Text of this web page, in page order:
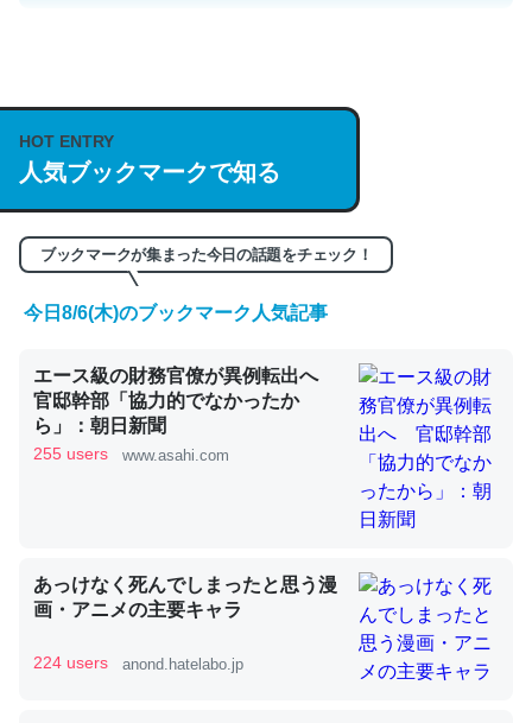
説してる記事が少ないので貴重な良記事。/続編来た
https://isobe324649.hatenablog.com/entry/2023/03/27
/064121
─GPTの仕組みと限界についての考察（１） - conceptualization
くらい。小説でいう「ずっと前の伏線」は回収されないけ
ど、短期記憶というには多い分量。進化すればするほど分
かりやすく強くなりそう
昆虫ってカルシウム少ないのか。知らんかった。調べたら
コオロギのカルシウム分はエビの600分の1程度。
HOT ENTRY
人気ブックマークで知る
ブックマークが集まった今日の話題をチェック！
今日8/6(木)のブックマーク人気記事
エース級の財務官僚が異例転出へ
官邸幹部「協力的でなかったか
ら」：朝日新聞
255 users www.asahi.com
あっけなく死んでしまったと思う漫
画・アニメの主要キャラ
224 users anond.hatelabo.jp